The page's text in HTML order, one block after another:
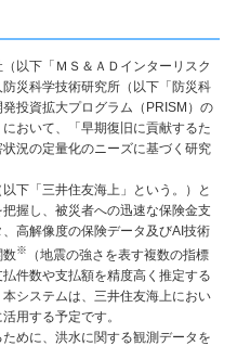
以下「ＭＳ＆ＡＤインターリスク
災科学技術研究所（以下「防災科
投資拡大プログラム（PRISM）の
おいて、「早期復旧に貢献するた
況の定量化のニーズに基づく研究
下「三井住友海上」という。）と
握し、被災者への迅速な保険金支
高解像度の保険データ及びAI技術
数※
（地震の強さを表す複数の指標
件数や支払額を精度高く推定する
システムは、三井住友海上におい
用する予定です。
めに、洪水に関する観測データを